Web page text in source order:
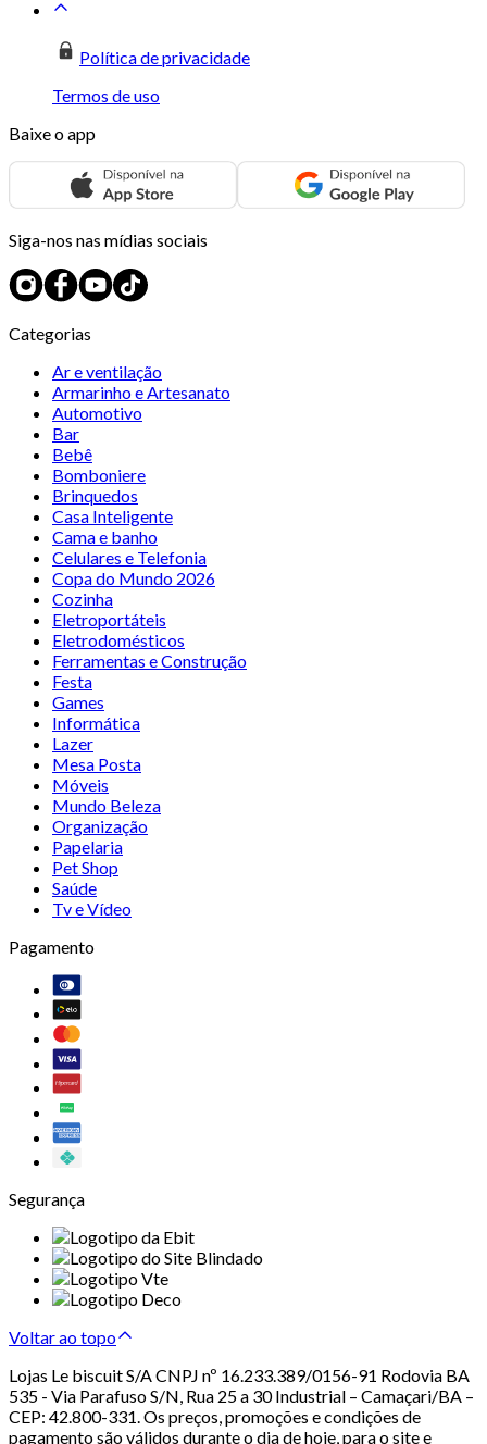
Política de privacidade
Termos de uso
Baixe o app
Siga-nos nas mídias sociais
Categorias
Ar e ventilação
Armarinho e Artesanato
Automotivo
Bar
Bebê
Bomboniere
Brinquedos
Casa Inteligente
Cama e banho
Celulares e Telefonia
Copa do Mundo 2026
Cozinha
Eletroportáteis
Eletrodomésticos
Ferramentas e Construção
Festa
Games
Informática
Lazer
Mesa Posta
Móveis
Mundo Beleza
Organização
Papelaria
Pet Shop
Saúde
Tv e Vídeo
Pagamento
Segurança
Voltar ao topo
Lojas Le biscuit S/A CNPJ nº 16.233.389/0156-91 Rodovia BA
535 - Via Parafuso S/N, Rua 25 a 30 Industrial – Camaçari/BA –
CEP: 42.800-331. Os preços, promoções e condições de
pagamento são válidos durante o dia de hoje, para o site e